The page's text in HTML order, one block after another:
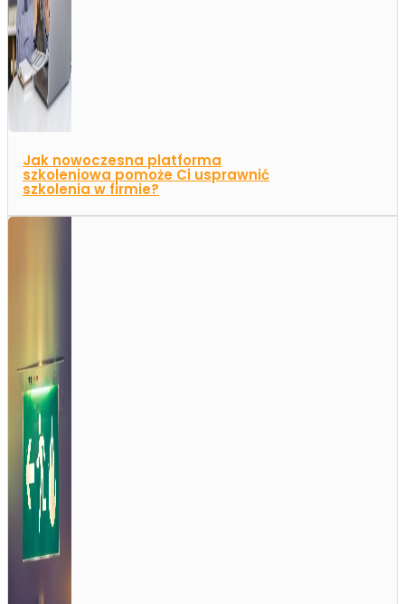
Jak nowoczesna platforma
szkoleniowa pomoże Ci usprawnić
szkolenia w firmie?